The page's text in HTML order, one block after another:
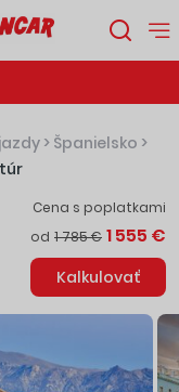
> Španielsko >
Cena s poplatkami
od 1 785 € 1 555 €
Kalkulovať